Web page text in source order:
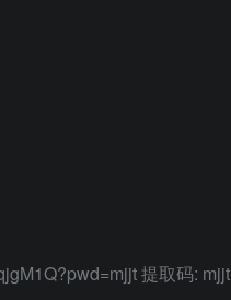
提取码: mjjt